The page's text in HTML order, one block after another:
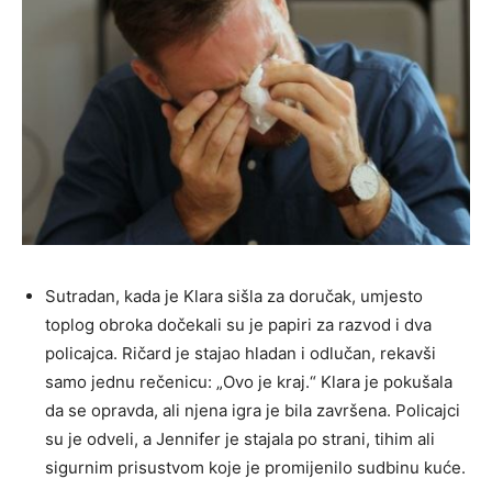
Sutradan, kada je Klara sišla za doručak, umjesto
toplog obroka dočekali su je papiri za razvod i dva
policajca. Ričard je stajao hladan i odlučan, rekavši
samo jednu rečenicu: „Ovo je kraj.“ Klara je pokušala
da se opravda, ali njena igra je bila završena. Policajci
su je odveli, a Jennifer je stajala po strani, tihim ali
sigurnim prisustvom koje je promijenilo sudbinu kuće.